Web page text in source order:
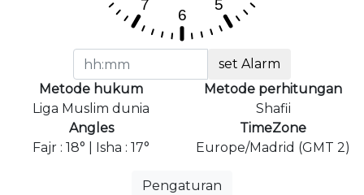
set Alarm
Metode hukum
Liga Muslim dunia
Metode perhitungan
Shafii
Angles
Fajr : 18° | Isha : 17°
TimeZone
Europe/Madrid (GMT 2)
Pengaturan